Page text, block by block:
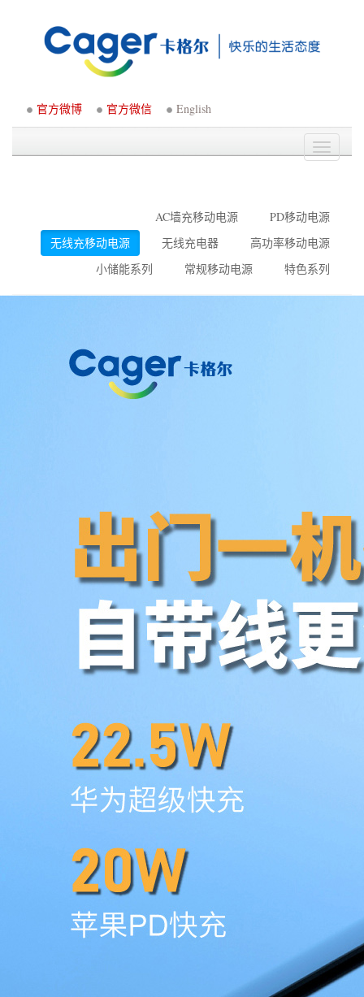
官方微博 官方微信 English
Toggle
AC墙充移动电源
PD移动电源
无线充移动电源
无线充电器
高功率移动电源
小储能系列
常规移动电源 特色系列